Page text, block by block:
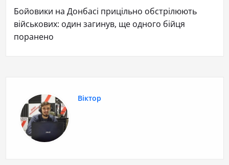
Бойовики на Донбасі прицільно обстрілюють
військових: один загинув, ще одного бійця
поранено
Віктор